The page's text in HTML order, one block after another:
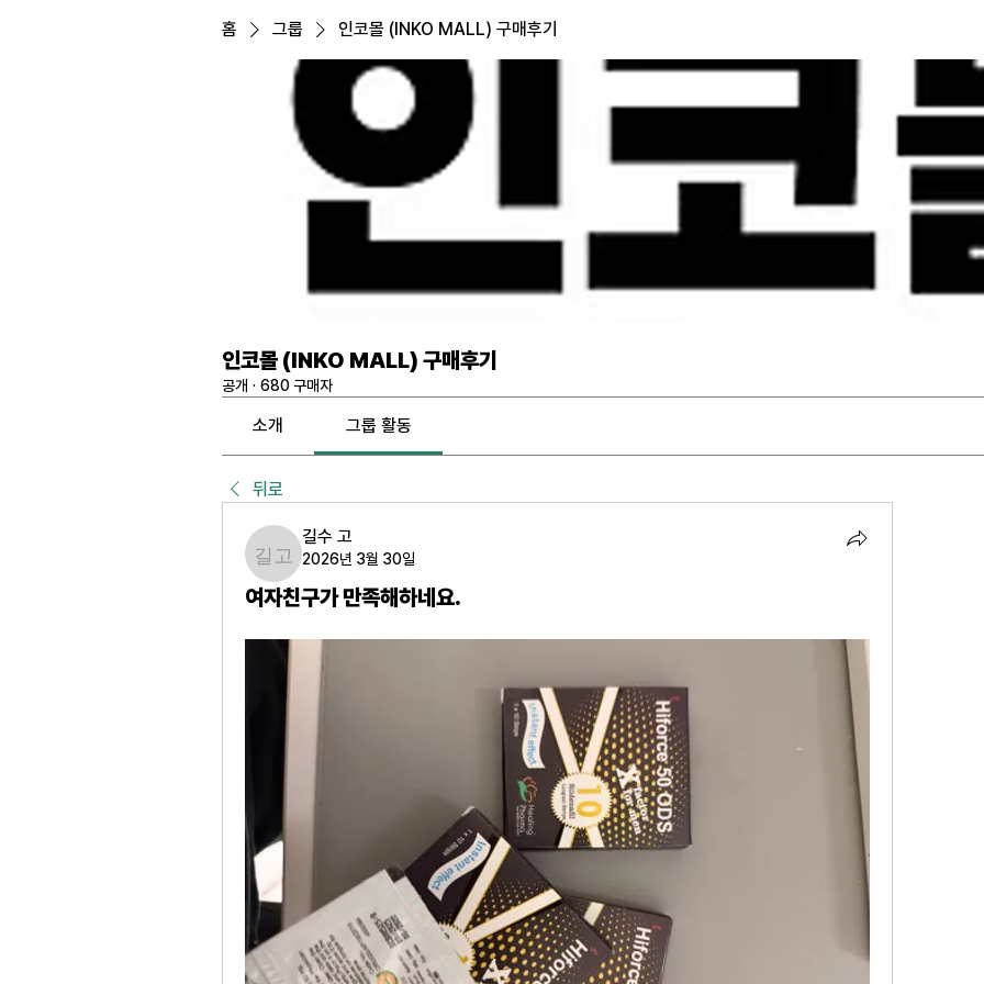
홈 그룹 인코몰 (INKO MALL) 구매후기
인코몰 (INKO MALL) 구매후기
공개 · 680 구매자
소개 그룹 활동
뒤로
길수 고
길수 고
2026년 3월 30일
여자친구가 만족해하네요.